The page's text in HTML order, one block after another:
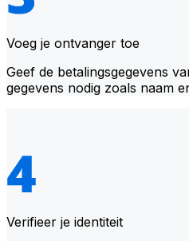
Voeg je ontvanger toe
Geef de betalingsgegevens
gegevens nodig zoals naam
Verifieer je identiteit